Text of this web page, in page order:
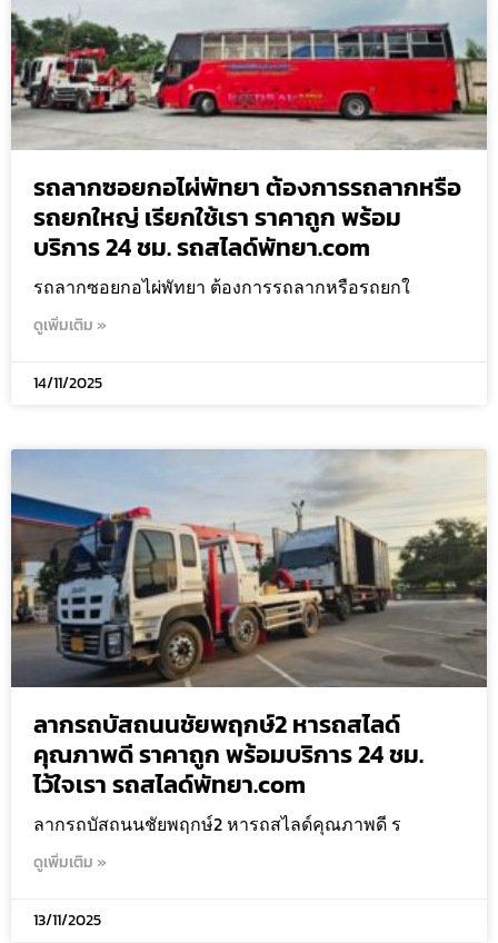
รถลากซอยกอไผ่พัทยา ต้องการรถลากหรือ
รถยกใหญ่ เรียกใช้เรา ราคาถูก พร้อม
บริการ 24 ชม. รถสไลด์พัทยา.com
รถลากซอยกอไผ่พัทยา ต้องการรถลากหรือรถยกใ
ดูเพิ่มเติม »
14/11/2025
ลากรถบัสถนนชัยพฤกษ์2 หารถสไลด์
คุณภาพดี ราคาถูก พร้อมบริการ 24 ชม.
ไว้ใจเรา รถสไลด์พัทยา.com
ลากรถบัสถนนชัยพฤกษ์2 หารถสไลด์คุณภาพดี ร
ดูเพิ่มเติม »
13/11/2025